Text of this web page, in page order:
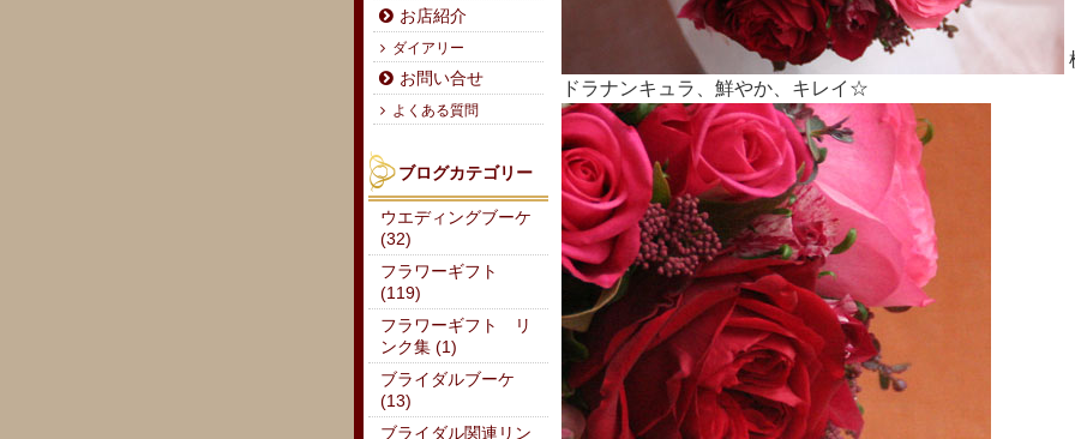
ドラナンキュラ、鮮やか、キレイ☆
お店紹介
ダイアリー
お問い合せ
よくある質問
ブログカテゴリー
ウエディングブーケ
(32)
フラワーギフト
(119)
フラワーギフト リ
ンク集 (1)
ブライダルブーケ
(13)
ブライダル関連リン